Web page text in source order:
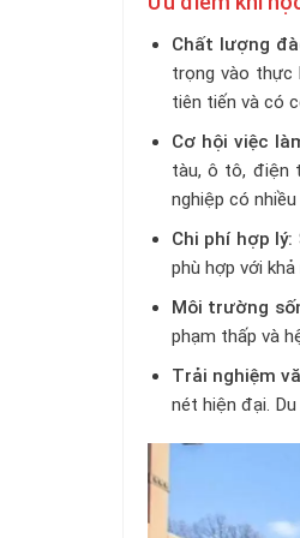
Chất lượng
trọng vào thực
tiên tiến và có
Cơ hội việc
tàu, ô tô, điện
nghiệp có
Chi phí hợp lý:
phù hợp với
Môi trường
phạm thấp và
Trải nghiệm
nét hiện đại.